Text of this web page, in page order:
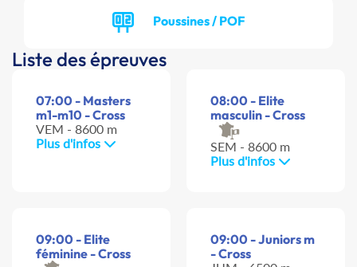
Poussines / POF
Liste des épreuves
07:00 - Masters
m1-m10 - Cross
VEM - 8600 m
Plus d'infos
08:00 - Elite
masculin - Cross
SEM - 8600 m
Plus d'infos
09:00 - Elite
féminine - Cross
09:00 - Juniors m
- Cross